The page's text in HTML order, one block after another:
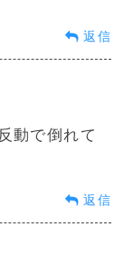
返信
動で倒れて
返信